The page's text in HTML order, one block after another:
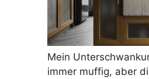
Mein
immer muffig, aber